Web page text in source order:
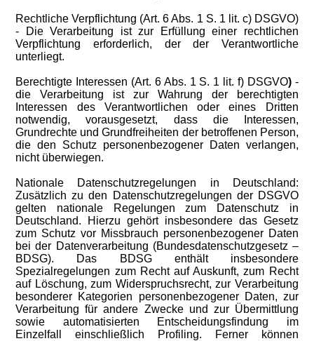
Rechtliche Verpflichtung (Art. 6 Abs. 1 S. 1 lit. c) DSGVO)
- Die Verarbeitung ist zur Erfüllung einer rechtlichen
Verpflichtung erforderlich, der der Verantwortliche
unterliegt.
Berechtigte Interessen (Art. 6 Abs. 1 S. 1 lit. f) DSGVO)-
die Verarbeitung ist zur Wahrung der berechtigten
Interessen des Verantwortlichen oder eines Dritten
notwendig, vorausgesetzt, dass die Interessen,
Grundrechte und Grundfreiheiten der betroffenen Person,
die den Schutz personenbezogener Daten verlangen,
nicht überwiegen.
Nationale Datenschutzregelungen in Deutschland:
Zusätzlich zu den Datenschutzregelungen der DSGVO
gelten nationale Regelungen zum Datenschutz in
Deutschland. Hierzu gehört insbesondere das Gesetz
zum Schutz vor Missbrauch personenbezogener Daten
bei der Datenverarbeitung (Bundesdatenschutzgesetz –
BDSG). Das BDSG enthält insbesondere
Spezialregelungen zum Recht auf Auskunft, zum Recht
auf Löschung, zum Widerspruchsrecht, zur Verarbeitung
besonderer Kategorien personenbezogener Daten, zur
Verarbeitung für andere Zwecke und zur Übermittlung
sowie automatisierten Entscheidungsfindung im
Einzelfall einschließlich Profiling. Ferner können